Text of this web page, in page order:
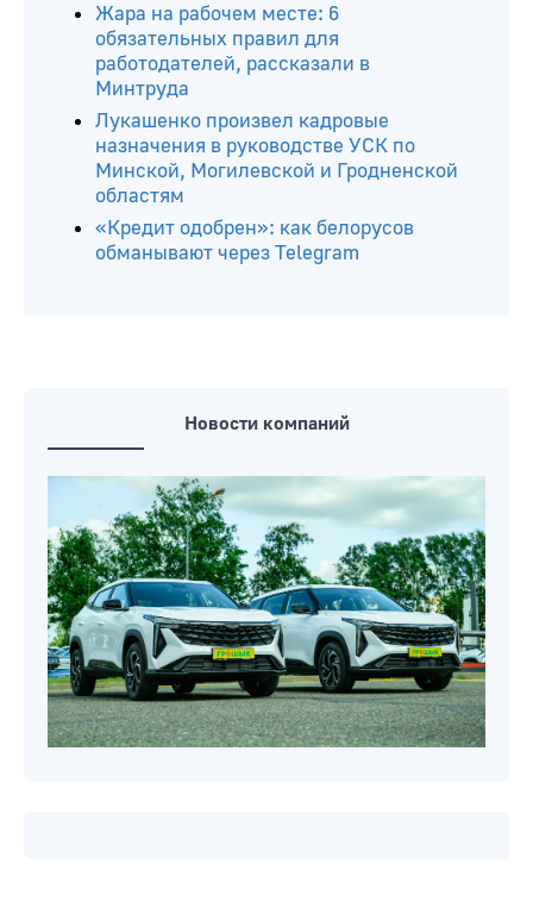
Жара на рабочем месте: 6
обязательных правил для
работодателей, рассказали в
Минтруда
Лукашенко произвел кадровые
назначения в руководстве УСК по
Минской, Могилевской и Гродненской
областям
«Кредит одобрен»: как белорусов
обманывают через Telegram
Новости компаний